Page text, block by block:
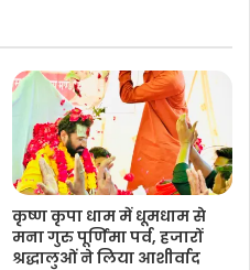
कृष्ण कृपा धाम में धूमधाम से
मना गुरु पूर्णिमा पर्व, हजारों
श्रद्धालुओं ने लिया आशीर्वाद